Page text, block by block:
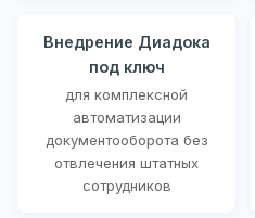
Внедрение Диадока
под ключ
для комплексной
автоматизации
документооборота без
отвлечения штатных
сотрудников